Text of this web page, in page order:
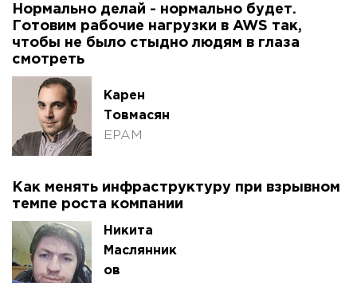
Нормально делай - нормально будет.
Готовим рабочие нагрузки в AWS так,
чтобы не было стыдно людям в глаза
смотреть
Карен
Товмасян
EPAM
Как менять инфраструктуру при взрывном
темпе роста компании
Никита
Маслянник
ов